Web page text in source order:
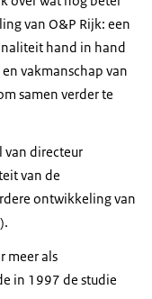
van O&P Rijk: een
hand in hand
vakmanschap van
samen verder te
van directeur
van de
ontwikkeling van
meer als
in 1997 de studie